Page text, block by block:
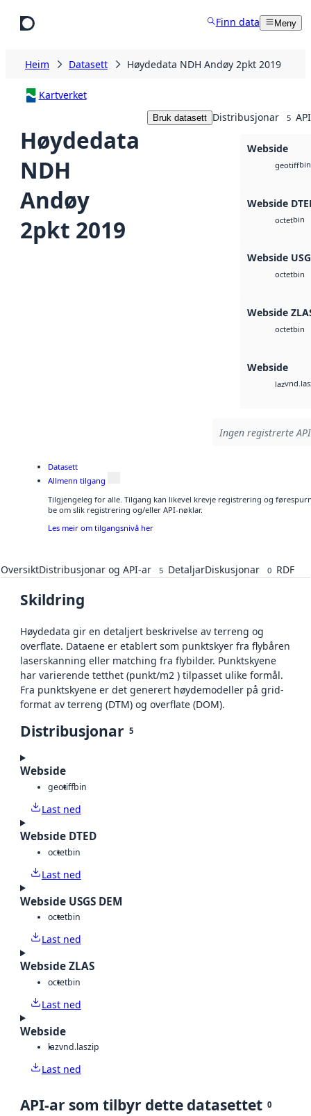
Finn data Meny
Heim Datasett Høydedata NDH Andøy 2pkt 2019
Kartverket
Høydedata
NDH
Andøy
2pkt 2019
Bruk datasett Distribusjonar 5
Webside
geotiffbin
Webside
octetbin
Webside
octetbin
Webside
octetbin
Webside
laz
Ingen registrerte
Datasett
Allmenn tilgang
Tilgjengeleg for alle. Tilgang kan likevel krevje registrering og
be om slik registrering og/eller API-nøklar.
Les meir om tilgangsnivå her
OversiktDistribusjonar og API-ar 5 DetaljarDiskusjonar 0 RDF
Skildring
Høydedata gir en detaljert beskrivelse av terreng og
overflate. Dataene er etablert som punktskyer fra flybåren
laserskanning eller matching fra flybilder. Punktskyene
har varierende tetthet (punkt/m2 ) tilpasset ulike formål.
Fra punktskyene er det generert høydemodeller på grid-
format av terreng (DTM) og overflate (DOM).
Distribusjonar 5
Webside
geotiffbin
Last ned
Webside DTED
octetbin
Last ned
Webside USGS DEM
octetbin
Last ned
Webside ZLAS
octetbin
Last ned
Webside
lazvnd.laszip
Last ned
API-ar som tilbyr dette datasettet 0